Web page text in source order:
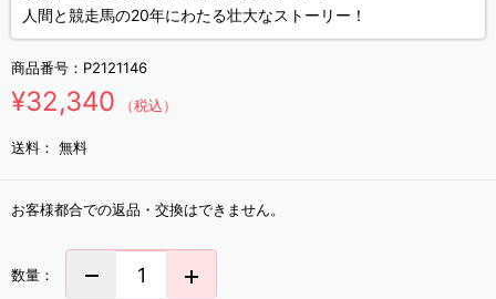
人間と競走馬の20年にわたる壮大なストーリー！
商品番号： P2121146
¥32,340 （税込）
送料： 無料
お客様都合での返品・交換はできません。
数量：